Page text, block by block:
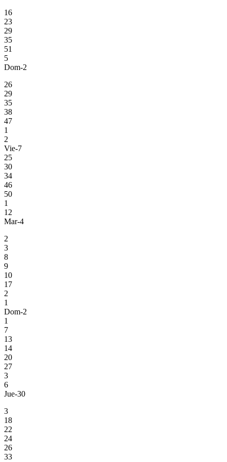
16
23
29
35
51
5
Dom-2
26
29
35
38
47
1
2
Vie-7
25
30
34
46
50
1
12
Mar-4
2
3
8
9
10
17
2
1
Dom-2
1
7
13
14
20
27
3
6
Jue-30
3
18
22
24
26
33